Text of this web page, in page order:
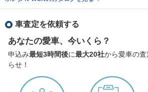
車査定を依頼する
あなたの愛車、今いくら？
申込み最短3時間後に最大20社から愛車の
らせ！